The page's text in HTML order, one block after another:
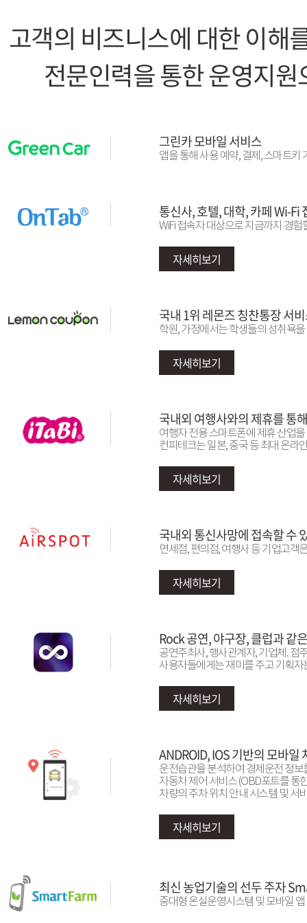
고객의 비즈니스에 대한 이해
전문인력을 통한 운영지
그린카 모바일 서비스
앱을 통해 사용 예약, 결제, 스마트키
통신사, 호텔, 대학, 카페 Wi-
WiFi 접속자 대상으로 지금까지 경
자세히보기
국내 1위 레몬즈 칭찬통장 서
학원, 가정에서는 학생들의 성취욕
자세히보기
국내외 여행사와의 제휴를 통
여행자 전용 스마트폰에 제휴 산업
컨피테크는 일본, 중국 등 최대 온라
자세히보기
국내외 통신사망에 접속할 수
면세점, 편의점, 여행사 등 기업고객
자세히보기
Rock 공연, 야구장, 클럽과 같
공연주최사, 행사관계자, 기업체. 점
사용자들에게는 재미를 주고 기획자
자세히보기
ANDROID, IOS 기반의 모바
운전습관을 분석하여 경제운전 정보
자동차 제어 서비스 (OBD포트를 통
차량의 주차 위치 안내 시스템 및 서
자세히보기
최신 농업기술의 선두 주자
중대형 온실운영시스템 및 모바일 앱